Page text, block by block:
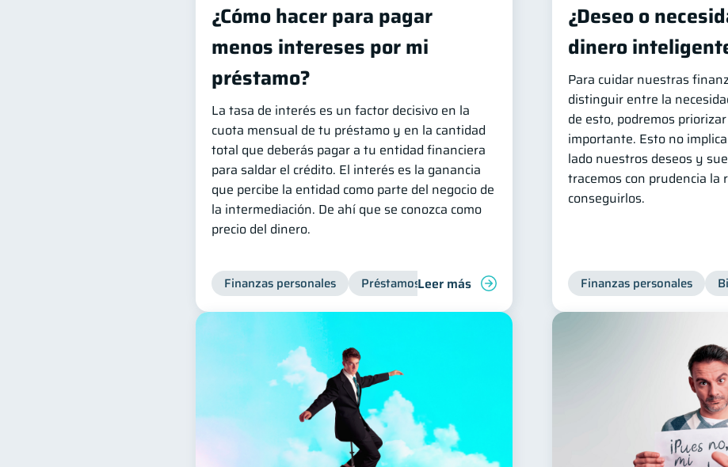
¿Cómo hacer para pagar
menos intereses por mi
préstamo?
La tasa de interés es un factor decisivo en la
cuota mensual de tu préstamo y en la cantidad
total que deberás pagar a tu entidad financiera
para saldar el crédito. El interés es la ganancia
que percibe la entidad como parte del negocio de
la intermediación. De ahí que se conozca como
precio del dinero.
Finanzas personales Préstamos Productos financieros Finanzas para jóvenes
Leer más
¿Deseo o
dinero
Para cuidar nuestras
distinguir entre la
de esto, podremos
importante. Esto no
lado nuestros deseos y
tracemos con prudencia la
conseguirlos.
Finanzas personales